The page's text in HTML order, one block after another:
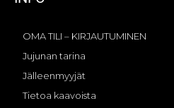
OMA TILI – KIRJAUTUMINEN
Jujunan tarina
Jälleenmyyjät
Tietoa kaavoista